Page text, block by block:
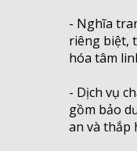
- Nghĩa
riêng biệt,
hóa tâm
- Dịch vụ
gồm bảo
an và thắp